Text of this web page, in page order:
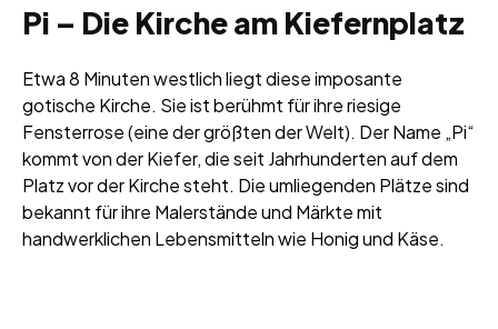
Pi – Die Kirche am Kiefernplatz
Etwa 8 Minuten westlich liegt diese imposante
gotische Kirche. Sie ist berühmt für ihre riesige
Fensterrose (eine der größten der Welt). Der Name „Pi“
kommt von der Kiefer, die seit Jahrhunderten auf dem
Platz vor der Kirche steht. Die umliegenden Plätze sind
bekannt für ihre Malerstände und Märkte mit
handwerklichen Lebensmitteln wie Honig und Käse.